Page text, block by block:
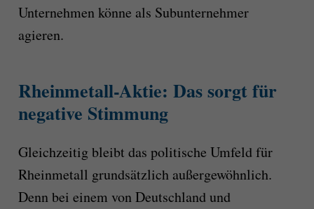
Unternehmen könne als Subunternehmer
agieren.
Rheinmetall-Aktie: Das sorgt für
negative Stimmung
Gleichzeitig bleibt das politische Umfeld für
Rheinmetall grundsätzlich außergewöhnlich.
Denn bei einem von Deutschland und